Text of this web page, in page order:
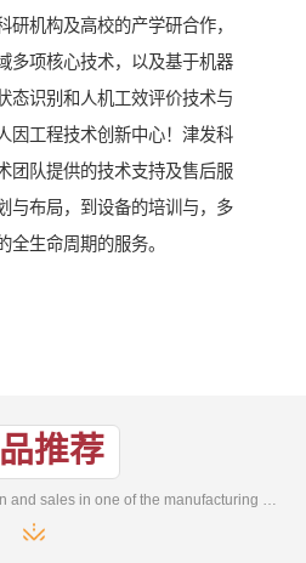
研机构及高校的产学研合作，
多项核心技术，以及基于机器
态识别和人机工效评价技术与
因工程技术创新中心！津发科
团队提供的技术支持及售后服
与布局，到设备的培训与，多
全生命周期的服务。
推荐
Development, design, production and sales in one of the manufacturing enterprises